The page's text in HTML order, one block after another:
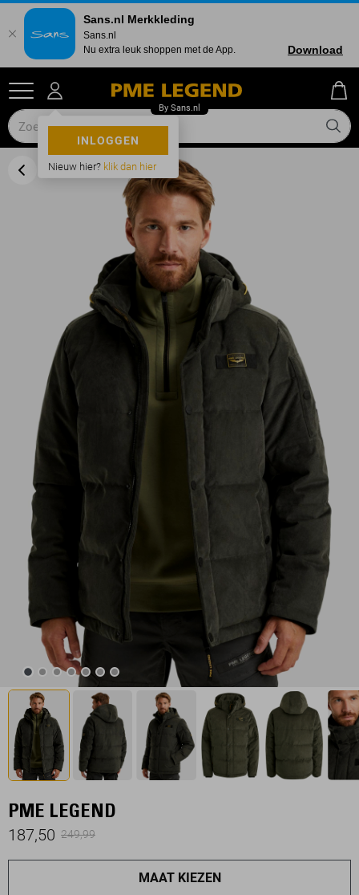
INLOGGEN
Nieuw hier? klik dan hier
PME LEGEND
187,50 249,99
MAAT KIEZEN
Sans.nl Merkkleding
Sans.nl
Nu extra leuk shoppen met de App.
Download